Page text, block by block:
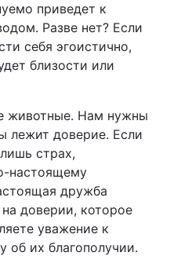
приведет к
Разве нет? Если
себя эгоистично,
близости или
животные. Нам нужны
лежит доверие. Если
страх,
настоящему
дружба
доверии, которое
уважение к
об их благополучии.